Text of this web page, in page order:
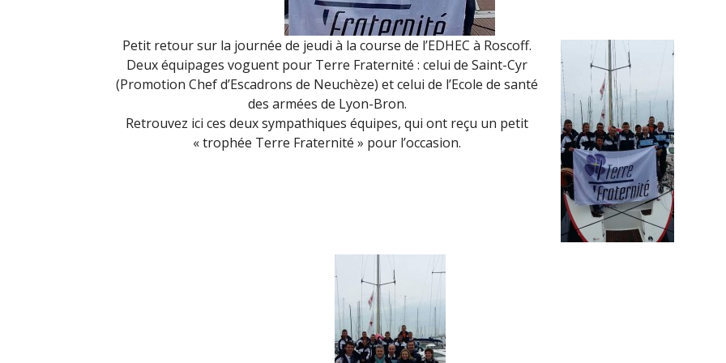
Petit retour sur la journée de jeudi à la course de l’EDHEC à Roscoff.
Deux équipages voguent pour Terre Fraternité : celui de Saint-Cyr
(Promotion Chef d’Escadrons de Neuchèze) et celui de l’Ecole de santé
des armées de Lyon-Bron.
Retrouvez ici ces deux sympathiques équipes, qui ont reçu un petit
« trophée Terre Fraternité » pour l’occasion.